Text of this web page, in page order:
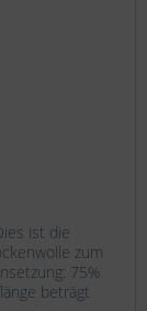
ist die
zum
75%
beträgt